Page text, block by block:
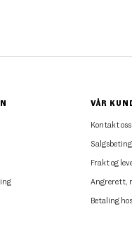
VÅR
Kontakt oss
Frakt og
Angrerett,
Betaling